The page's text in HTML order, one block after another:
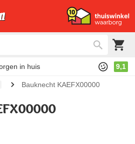
in huis 9,1
Bauknecht KAEFX00000